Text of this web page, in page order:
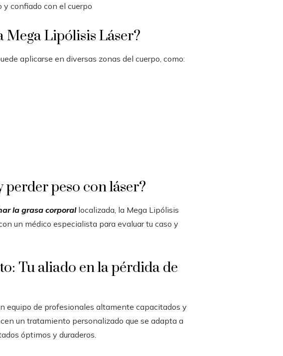
y confiado con el cuerpo
Mega Lipólisis Láser?
aplicarse en diversas zonas del cuerpo, como:
peso con láser?
la grasa corporallocalizada, la Mega Lipólisis
un médico especialista para evaluar tu caso y
Tu aliado en la pérdida de
equipo de profesionales altamente capacitados y
un tratamiento personalizado que se adapta a
óptimos y duraderos.